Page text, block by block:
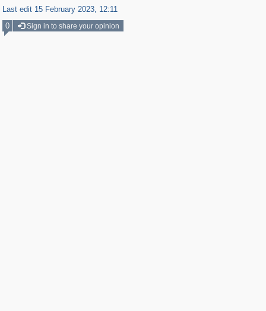
Last edit 15 February 2023, 12:11
0
Sign in to share your opinion